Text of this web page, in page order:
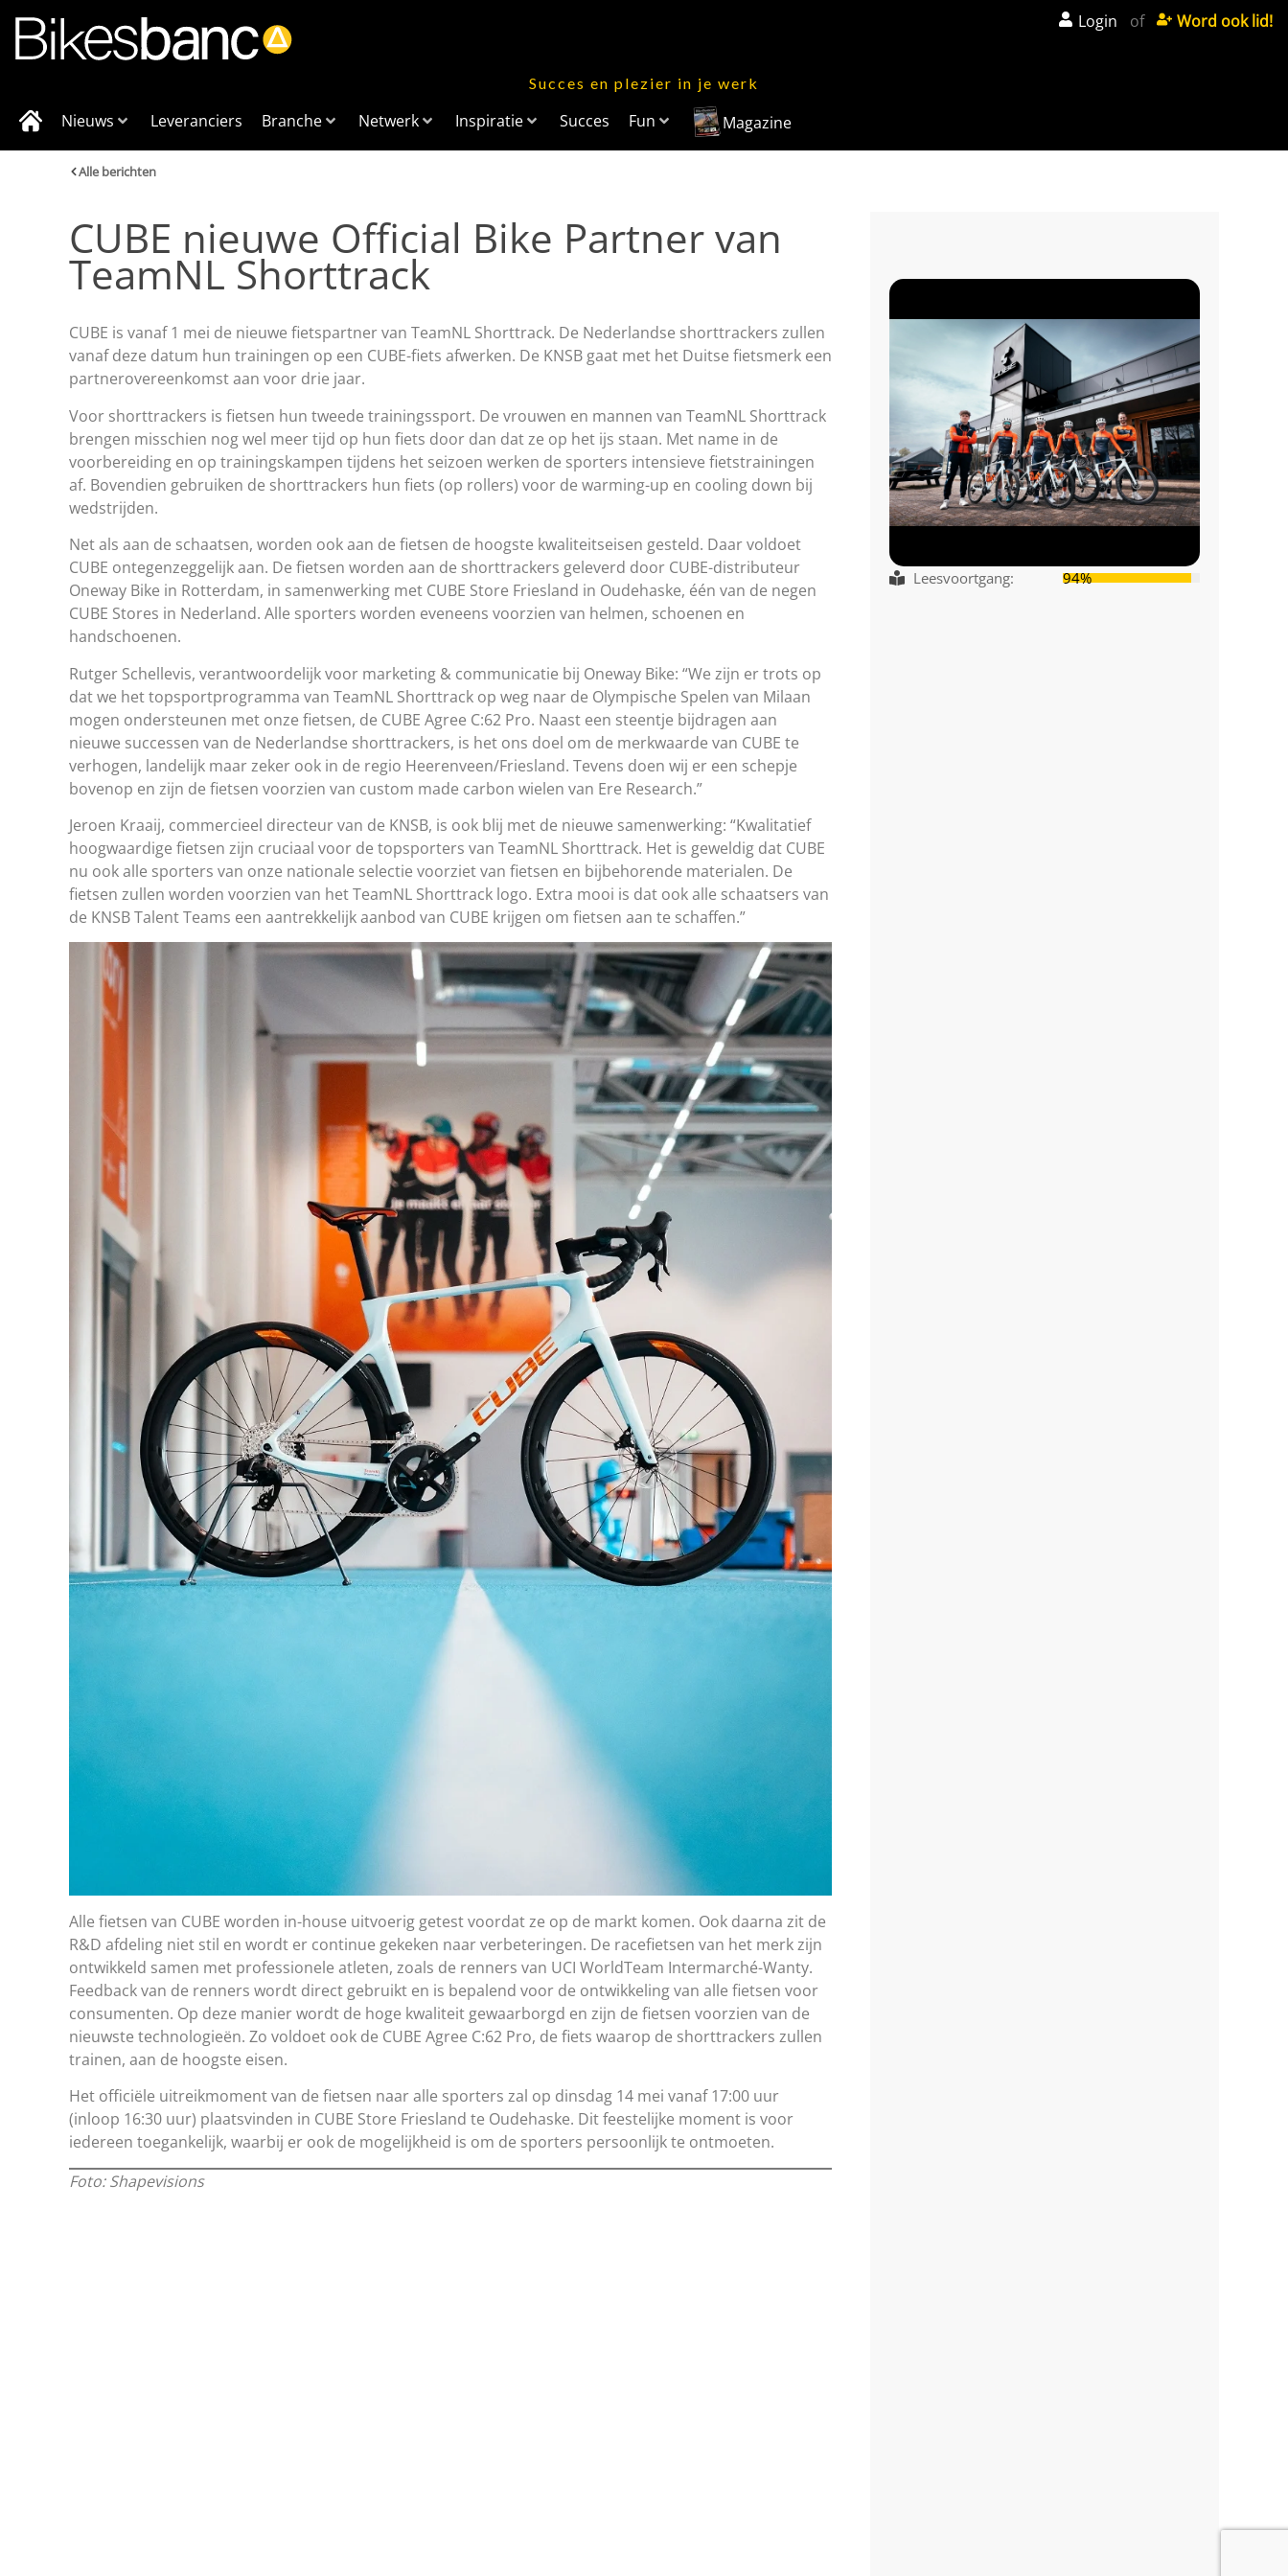
Login of Word ook lid!
Succes en plezier in je werk
Nieuws Leveranciers Branche Netwerk Inspiratie Succes Fun Magazine
Alle berichten
CUBE nieuwe Official Bike Partner van
TeamNL Shorttrack
CUBE is vanaf 1 mei de nieuwe fietspartner van TeamNL Shorttrack. De Nederlandse shorttrackers zullen
vanaf deze datum hun trainingen op een CUBE-fiets afwerken. De KNSB gaat met het Duitse fietsmerk een
partnerovereenkomst aan voor drie jaar.
Voor shorttrackers is fietsen hun tweede trainingssport. De vrouwen en mannen van TeamNL Shorttrack
brengen misschien nog wel meer tijd op hun fiets door dan dat ze op het ijs staan. Met name in de
voorbereiding en op trainingskampen tijdens het seizoen werken de sporters intensieve fietstrainingen
af. Bovendien gebruiken de shorttrackers hun fiets (op rollers) voor de warming-up en cooling down bij
wedstrijden.
Net als aan de schaatsen, worden ook aan de fietsen de hoogste kwaliteitseisen gesteld. Daar voldoet
CUBE ontegenzeggelijk aan. De fietsen worden aan de shorttrackers geleverd door CUBE-distributeur
Oneway Bike in Rotterdam, in samenwerking met CUBE Store Friesland in Oudehaske, één van de negen
CUBE Stores in Nederland. Alle sporters worden eveneens voorzien van helmen, schoenen en
handschoenen.
Rutger Schellevis, verantwoordelijk voor marketing & communicatie bij Oneway Bike: “We zijn er trots op
dat we het topsportprogramma van TeamNL Shorttrack op weg naar de Olympische Spelen van Milaan
mogen ondersteunen met onze fietsen, de CUBE Agree C:62 Pro. Naast een steentje bijdragen aan
nieuwe successen van de Nederlandse shorttrackers, is het ons doel om de merkwaarde van CUBE te
verhogen, landelijk maar zeker ook in de regio Heerenveen/Friesland. Tevens doen wij er een schepje
bovenop en zijn de fietsen voorzien van custom made carbon wielen van Ere Research.”
Jeroen Kraaij, commercieel directeur van de KNSB, is ook blij met de nieuwe samenwerking: “Kwalitatief
hoogwaardige fietsen zijn cruciaal voor de topsporters van TeamNL Shorttrack. Het is geweldig dat CUBE
nu ook alle sporters van onze nationale selectie voorziet van fietsen en bijbehorende materialen. De
fietsen zullen worden voorzien van het TeamNL Shorttrack logo. Extra mooi is dat ook alle schaatsers van
de KNSB Talent Teams een aantrekkelijk aanbod van CUBE krijgen om fietsen aan te schaffen.”
Alle fietsen van CUBE worden in-house uitvoerig getest voordat ze op de markt komen. Ook daarna zit de
R&D afdeling niet stil en wordt er continue gekeken naar verbeteringen. De racefietsen van het merk zijn
ontwikkeld samen met professionele atleten, zoals de renners van UCI WorldTeam Intermarché-Wanty.
Feedback van de renners wordt direct gebruikt en is bepalend voor de ontwikkeling van alle fietsen voor
consumenten. Op deze manier wordt de hoge kwaliteit gewaarborgd en zijn de fietsen voorzien van de
nieuwste technologieën. Zo voldoet ook de CUBE Agree C:62 Pro, de fiets waarop de shorttrackers zullen
trainen, aan de hoogste eisen.
Het officiële uitreikmoment van de fietsen naar alle sporters zal op dinsdag 14 mei vanaf 17:00 uur
(inloop 16:30 uur) plaatsvinden in CUBE Store Friesland te Oudehaske. Dit feestelijke moment is voor
iedereen toegankelijk, waarbij er ook de mogelijkheid is om de sporters persoonlijk te ontmoeten.
Foto: Shapevisions
Leesvoortgang: 94%